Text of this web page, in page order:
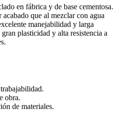
en fábrica y de base cementosa.
que al mezclar con agua
manejabilidad y larga
plasticidad y alta resistencia a
obra.
de materiales.